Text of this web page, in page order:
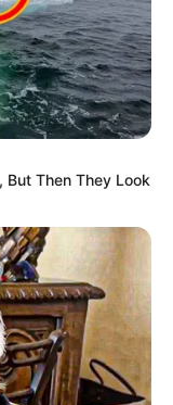
0 0
CƏMİYYƏT
But Then They Look